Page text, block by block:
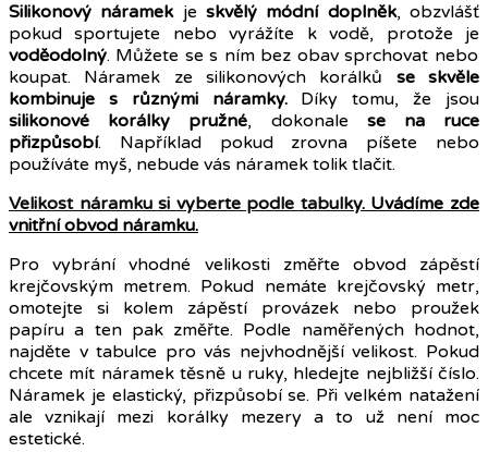
Silikonový náramekje skvělý módní doplněk, obzvlášť
pokud sportujete nebo vyrážíte k vodě, protože je
voděodolný. Můžete se s ním bez obav sprchovat nebo
koupat. Náramek ze silikonových korálků se skvěle
kombinuje s různými náramky. Díky tomu, že jsou
silikonové korálky pružné, dokonale se na ruce
přizpůsobí. Například pokud zrovna píšete nebo
používáte myš, nebude vás náramek tolik tlačit.
Velikost náramku si vyberte podle tabulky. Uvádíme zde
vnitřní obvod náramku.
Pro vybrání vhodné velikosti změřte obvod zápěstí
krejčovským metrem. Pokud nemáte krejčovský metr,
omotejte si kolem zápěstí provázek nebo proužek
papíru a ten pak změřte. Podle naměřených hodnot,
najděte v tabulce pro vás nejvhodnější velikost. Pokud
chcete mít náramek těsně u ruky, hledejte nejbližší číslo.
Náramek je elastický, přizpůsobí se. Při velkém natažení
ale vznikají mezi korálky mezery a to už není moc
estetické.